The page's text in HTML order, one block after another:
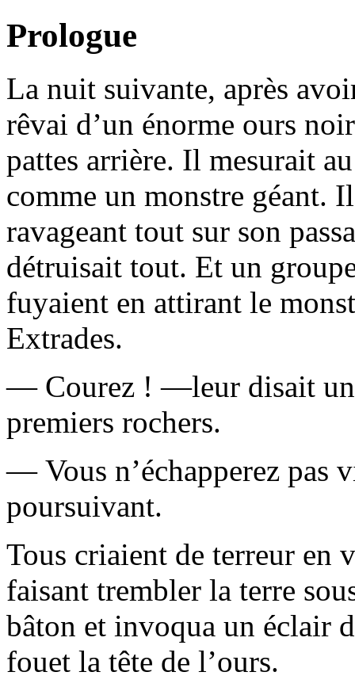
Prologue
La nuit suivante, après
rêvai d’un énorme ours
pattes arrière. Il mesurait
comme un monstre géant.
ravageant tout sur son
détruisait tout. Et un
fuyaient en attirant le
Extrades.
— Courez ! —leur disait
premiers rochers.
— Vous n’échapperez pas
poursuivant.
Tous criaient de terreur en
faisant trembler la terre
bâton et invoqua un éclair
fouet la tête de l’ours.